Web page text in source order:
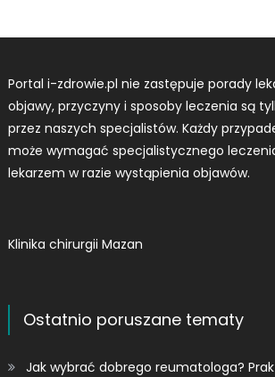
Portal i-zdrowie.pl nie zastępuje porady
objawy, przyczyny i sposoby leczenia są
przez naszych specjalistów. Każdy
może wymagać specjalistycznego
lekarzem w razie wystąpienia objawów.
Klinika chirurgii Mazan
Ostatnio poruszane tematy
Jak wybrać dobrego reumatologa?